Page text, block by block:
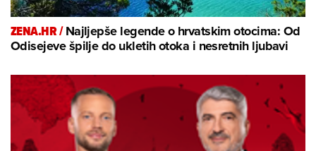
ZENA.HR /Najljepše legende o hrvatskim otocima: Od
Odisejeve špilje do ukletih otoka i nesretnih ljubavi